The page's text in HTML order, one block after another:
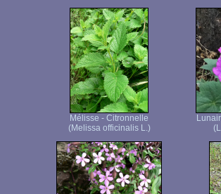
Mélisse - Citronnelle
(Melissa officinalis L.)